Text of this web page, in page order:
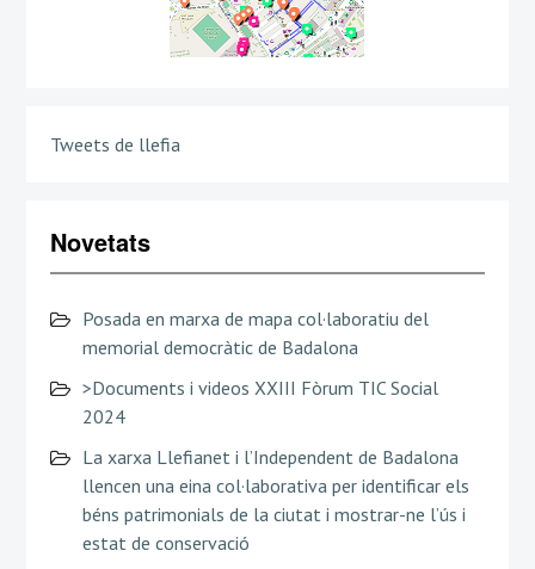
Tweets de llefia
Novetats
Posada en marxa de mapa col·laboratiu del
memorial democràtic de Badalona
>Documents i videos XXIII Fòrum TIC Social
2024
La xarxa Llefianet i l’Independent de Badalona
llencen una eina col·laborativa per identificar els
béns patrimonials de la ciutat i mostrar-ne l’ús i
estat de conservació